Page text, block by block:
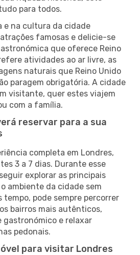
para todos.
e na cultura da cidade
famosas e delicie-se
que oferece Reino
atividades ao ar livre, as
naturais que Reino Unido
paragem obrigatória. A cidade
visitante, quer estes viajem
com a família.
reservar para a sua
completa em Londres,
3 a 7 dias. Durante esse
explorar as principais
ambiente da cidade sem
tempo, pode sempre percorrer
bairros mais autênticos,
gastronómico e relaxar
pedonais.
para visitar Londres